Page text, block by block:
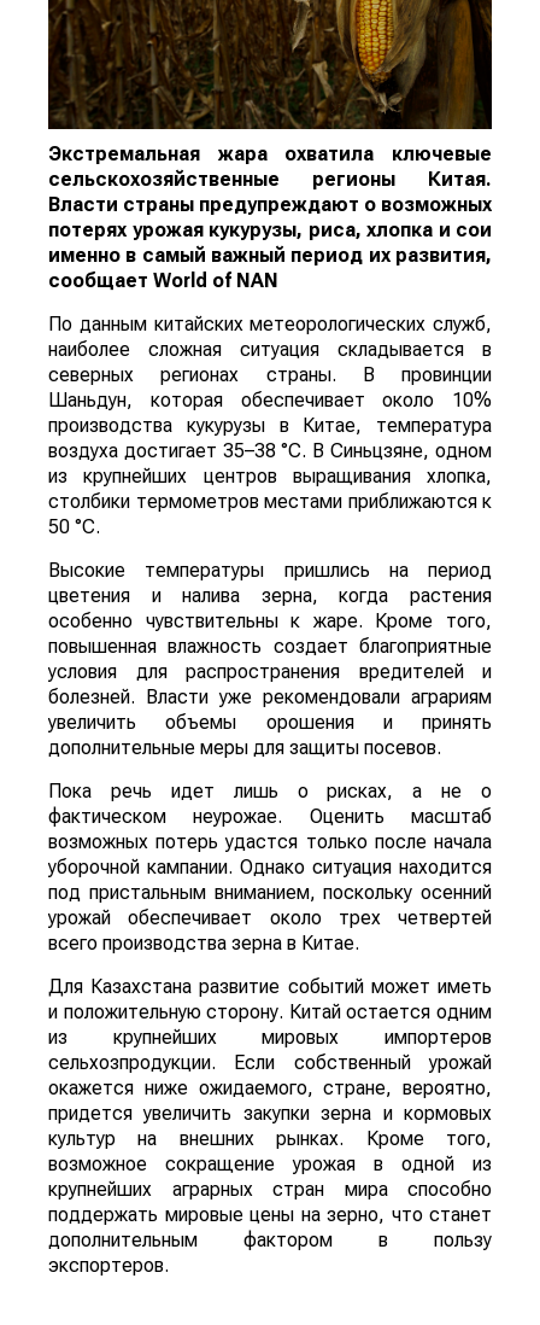
Экстремальная жара охватила ключевые
сельскохозяйственные регионы Китая.
Власти страны предупреждают о возможных
потерях урожая кукурузы, риса, хлопка и сои
именно в самый важный период их развития,
сообщает World of NAN
По данным китайских метеорологических служб,
наиболее сложная ситуация складывается в
северных регионах страны. В провинции
Шаньдун, которая обеспечивает около 10%
производства кукурузы в Китае, температура
воздуха достигает 35–38 °C. В Синьцзяне, одном
из крупнейших центров выращивания хлопка,
столбики термометров местами приближаются к
50 °C.
Высокие температуры пришлись на период
цветения и налива зерна, когда растения
особенно чувствительны к жаре. Кроме того,
повышенная влажность создает благоприятные
условия для распространения вредителей и
болезней. Власти уже рекомендовали аграриям
увеличить объемы орошения и принять
дополнительные меры для защиты посевов.
Пока речь идет лишь о рисках, а не о
фактическом неурожае. Оценить масштаб
возможных потерь удастся только после начала
уборочной кампании. Однако ситуация находится
под пристальным вниманием, поскольку осенний
урожай обеспечивает около трех четвертей
всего производства зерна в Китае.
Для Казахстана развитие событий может иметь
и положительную сторону. Китай остается одним
из крупнейших мировых импортеров
сельхозпродукции. Если собственный урожай
окажется ниже ожидаемого, стране, вероятно,
придется увеличить закупки зерна и кормовых
культур на внешних рынках. Кроме того,
возможное сокращение урожая в одной из
крупнейших аграрных стран мира способно
поддержать мировые цены на зерно, что станет
дополнительным фактором в пользу
экспортеров.